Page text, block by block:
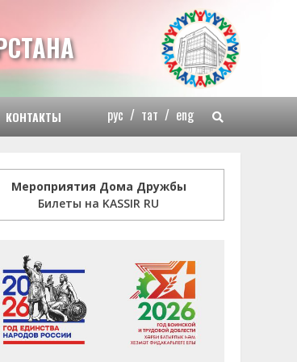
КОНТАКТЫ рус / тат / eng
Мероприятия Дома Дружбы
Билеты на KASSIR RU